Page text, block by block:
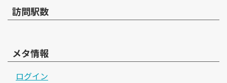
訪問駅数
メタ情報
ログイン